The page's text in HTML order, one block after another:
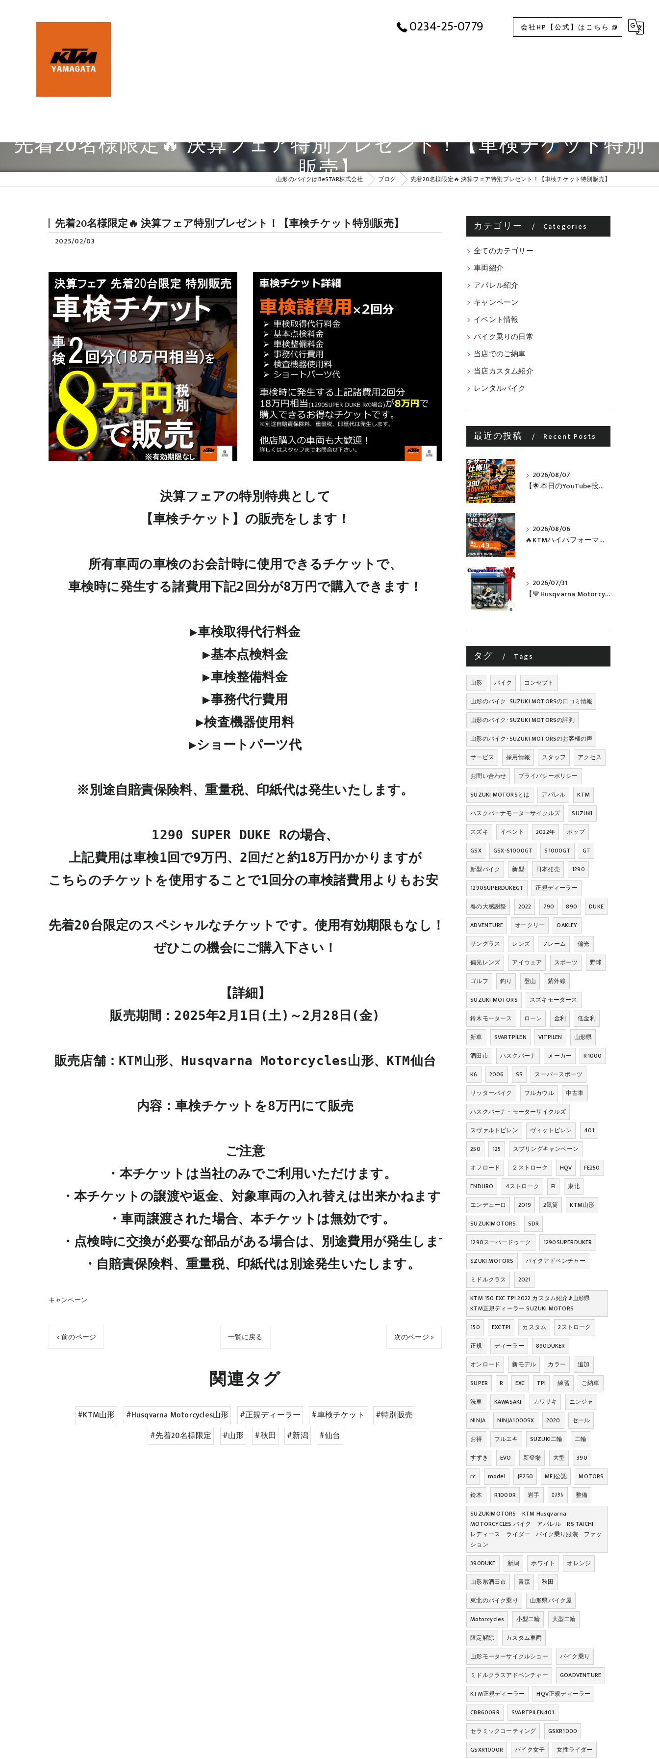
0234-25-0779 会社HP【公式】はこちら
先着20名様限定🔥 決算フェア特別プレゼント！【車検チケット特別
販売】
山形のバイクはBeSTAR株式会社 ブログ 先着20名様限定🔥 決算フェア特別プレゼント！【車検チケット特別販売】
先着20名様限定🔥 決算フェア特別プレゼント！【車検チケット特別販売】
2025/02/03
決算フェアの特別特典として
【車検チケット】の販売をします！
所有車両の車検のお会計時に使用できるチケットで、
車検時に発生する諸費用下記2回分が8万円で購入できます！
▶車検取得代行料金
▶基本点検料金
▶車検整備料金
▶事務代行費用
▶検査機器使用料
▶ショートパーツ代
※別途自賠責保険料、重量税、印紙代は発生いたします。
1290 SUPER DUKE Rの場合、
上記費用は車検1回で9万円、2回だと約18万円かかりますが
こちらのチケットを使用することで1回分の車検諸費用よりもお安く車検を受けることが可能です！
先着20台限定のスペシャルなチケットです。使用有効期限もなし！
ぜひこの機会にご購入下さい！
【詳細】
販売期間：2025年2月1日(土)～2月28日(金)
販売店舗：KTM山形、Husqvarna Motorcycles山形、KTM仙台
内容：車検チケットを8万円にて販売
ご注意
・本チケットは当社のみでご利用いただけます。
・本チケットの譲渡や返金、対象車両の入れ替えは出来かねます。
・車両譲渡された場合、本チケットは無効です。
・点検時に交換が必要な部品がある場合は、別途費用が発生します。
・自賠責保険料、重量税、印紙代は別途発生いたします。
キャンペーン
< 前のページ 一覧に戻る 次のページ >
関連タグ
#KTM山形 #Husqvarna Motorcycles山形 #正規ディーラー #車検チケット
#特別販売
#先着20名様限定
#山形 #秋田 #新潟 #仙台
カテゴリー Categories
全てのカテゴリー
車両紹介
アパレル紹介
キャンペーン
イベント情報
バイク乗りの日常
当店でのご納車
当店カスタム紹介
レンタルバイク
最近の投稿 Recent Posts
2026/08/07
【🌟本日のYouTube投稿完了🌟】 🔥390 ADVENTURE R × KTM山形 オリジナルデカール仕様誕生🔥
2026/08/06
🔥KTMハイパフォーマンスネイキッドがお得に手に入るチャンス🔥
2026/07/31
【💙Husqvarna Motorcycles / NORDEN 901💙】 ご納車おめでとうございます🎉✨
タグ Tags
山形 バイク
コンセプト
山形のバイク･SUZUKI MOTORSの口コミ情報
山形のバイク･SUZUKI MOTORSの評判
山形のバイク･SUZUKI MOTORSのお客様の声
サービス
採用情報 スタッフ
アクセス
お問い合わせ
プライバシーポリシー
SUZUKI MOTORSとは
アパレル
KTM
ハスクバーナモーターサイクルズ
SUZUKI
スズキ
イベント 2022年
ポップ
GSX
GSX-S1000GT S1000GT
GT
新型バイク
新型 日本発売
1290
1290SUPERDUKEGT
正規ディーラー
春の大感謝祭
2022 790 890
DUKE
ADVENTURE
オークリー
OAKLEY
サングラス
レンズ フレーム
偏光
偏光レンズ
アイウェア スポーツ
野球
ゴルフ
釣り 登山
紫外線
SUZUKI MOTORS
スズキモータース
鈴木モータース
ローン 金利
低金利
新車
SVARTPILEN VITPILEN
山形県
酒田市
ハスクバーナ メーカー
R1000
K6
2006 SS
スーパースポーツ
リッターバイク
フルカウル
中古車
ハスクバーナ・モーターサイクルズ
スヴァルトピレン
ヴィットピレン
401
250
125
スプリングキャンペーン
オフロード
２ストローク HQV
FE250
ENDURO
4ストローク FI
東北
エンデューロ
2019 2気筒
KTM山形
SUZUKIMOTORS
SDR
1290スーパードゥーク
1290SUPERDUKER
SZUKI MOTORS
バイクアドベンチャー
ミドルクラス
2021
KTM 150 EXC TPI 2022 カスタム紹介♪山形県
KTM正規ディーラー SUZUKI MOTORS
150
EXCTPI カスタム
2ストローク
正規
ディーラー
890DUKER
オンロード
新モデル カラー
追加
SUPER
R EXC TPI 練習
ご納車
洗車
KAWASAKI カワサキ
ニンジャ
NINJA
NINJA1000SX 2020
セール
お得
フルエキ SUZUKI二輪
二輪
すずき
EVO 新登場 大型
390
rc
model JP250 MFJ公認
MOTORS
鈴木
R1000R 岩手 ｶｽﾀﾑ
整備
SUZUKIMOTORS KTM Husqvarna
MOTORCYCLES バイク アパレル RS TAICHI
レディース ライダー バイク乗り服装 ファッ
ション
390DUKE
新潟 ホワイト
オレンジ
山形県酒田市
青森
秋田
東北のバイク乗り
山形県バイク屋
Motorcycles
小型二輪
大型二輪
限定解除
カスタム車両
山形モーターサイクルショー
バイク乗り
ミドルクラスアドベンチャー
GOADVENTURE
KTM正規ディーラー
HQV正規ディーラー
CBR600RR
SVARTPILEN401
セラミックコーティング
GSXR1000
GSXR1000R
バイク女子 女性ライダー